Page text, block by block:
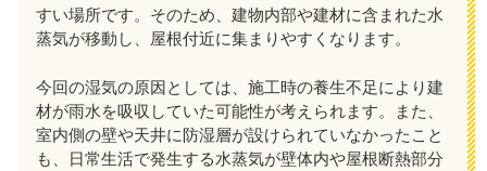
すい場所です。そのため、建物内部や建材に含まれた水
蒸気が移動し、屋根付近に集まりやすくなります。
今回の湿気の原因としては、施工時の養生不足により建
材が雨水を吸収していた可能性が考えられます。また、
室内側の壁や天井に防湿層が設けられていなかったこと
も、日常生活で発生する水蒸気が壁体内や屋根断熱部分